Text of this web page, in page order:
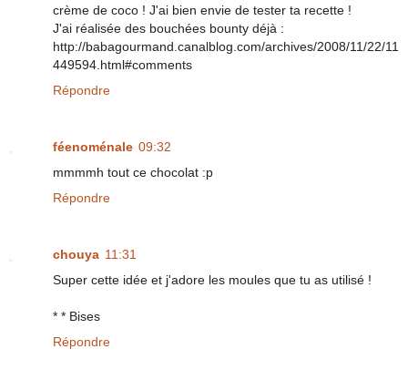
crème de coco ! J'ai bien envie de tester ta recette !
J'ai réalisée des bouchées bounty déjà :
http://babagourmand.canalblog.com/archives/2008/11/22/11
449594.html#comments
Répondre
féenoménale 09:32
mmmmh tout ce chocolat :p
Répondre
chouya 11:31
Super cette idée et j'adore les moules que tu as utilisé !
* * Bises
Répondre